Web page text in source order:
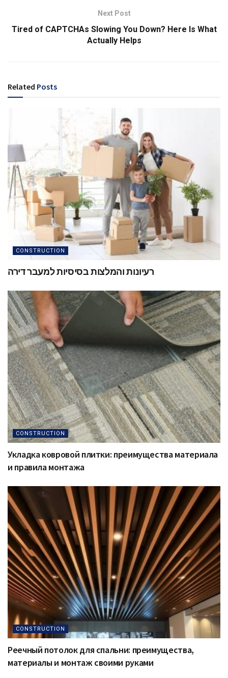
Next Post
Tired of CAPTCHAs Slowing You Down? Here Is What
Actually Helps
Related Posts
CONSTRUCTION
רעיונות והמלצות בסיסיות למעבר דירה
CONSTRUCTION
Укладка ковровой плитки: преимущества материала
и правила монтажа
CONSTRUCTION
Реечный потолок для спальни: преимущества,
материалы и монтаж своими руками